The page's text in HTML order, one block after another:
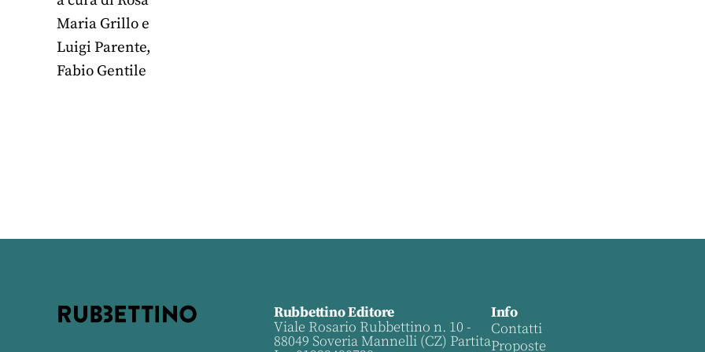
Maria Grilloe
Luigi Parente,
Fabio Gentile
Rubbettino Editore
Viale Rosario Rubbettino n. 10 -
88049 Soveria Mannelli (CZ) Partita
Info
Contatti
Proposte